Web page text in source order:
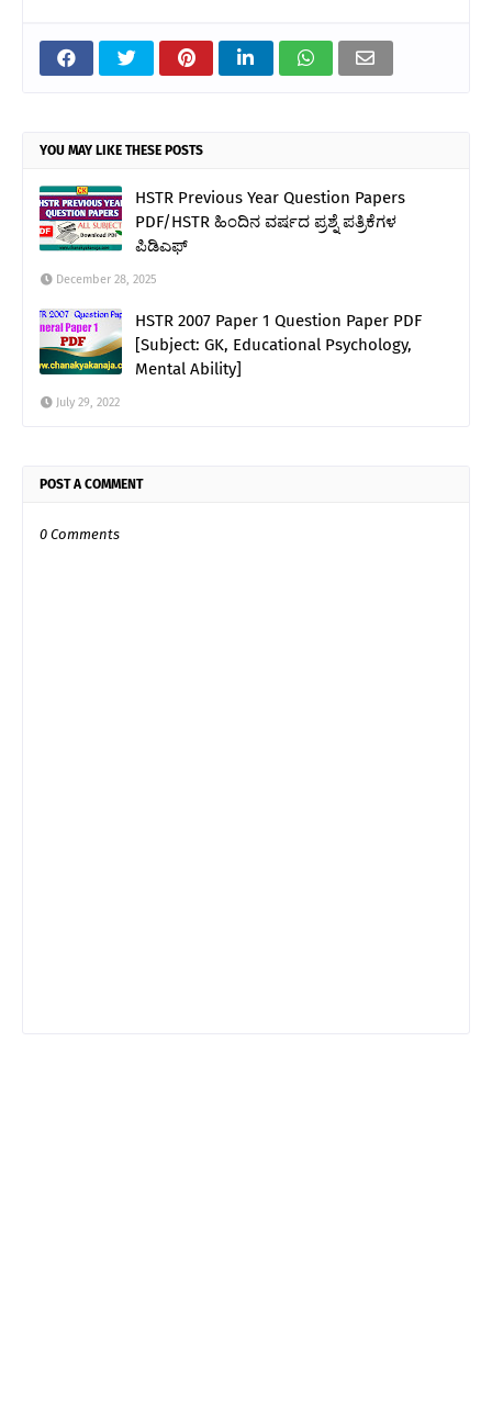
YOU MAY LIKE THESE POSTS
HSTR Previous Year Question Papers
PDF/HSTR ಹಿಂದಿನ ವರ್ಷದ ಪ್ರಶ್ನೆ ಪತ್ರಿಕೆಗಳ
ಪಿಡಿಎಫ್
December 28, 2025
HSTR 2007 Paper 1 Question Paper PDF
[Subject: GK, Educational Psychology,
Mental Ability]
July 29, 2022
POST A COMMENT
0 Comments